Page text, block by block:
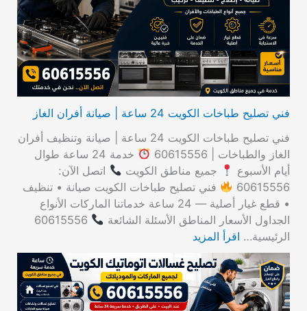
فني تصليح طباخات الكويت 24 ساعة | صيانة أفران الغاز
فني تصليح طباخات الكويت 24 ساعة | صيانة وتنظيف أفران
الغاز والطباخات | 60615556
خدمة 24 ساعة طوال
أيام الأسبوع
جميع مناطق الكويت
اتصل الآن:
60615556
فني تصليح طباخات الكويت صيانة • تنظيف
• قطع غيار أصلية — 24 ساعة خدماتنا الماركات الأنواع
الجداول الأسعار المناطق الأسئلة الشائعة
60615556
الرئيسية… اقرأ المزيد